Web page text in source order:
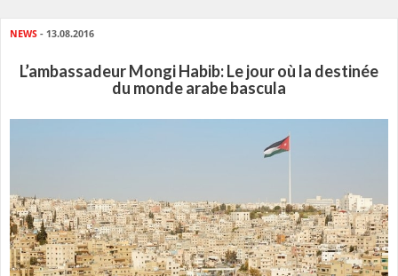
NEWS - 13.08.2016
L’ambassadeur Mongi Habib: Le jour où la destinée
du monde arabe bascula